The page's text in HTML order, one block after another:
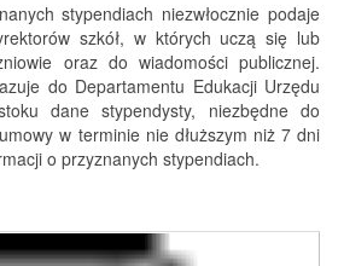
stypendiach niezwłocznie podaje
szkół, w których uczą się lub
oraz do wiadomości publicznej.
do Departamentu Edukacji Urzędu
dane stypendysty, niezbędne do
w terminie nie dłuższym niż 7 dni
o przyznanych stypendiach.